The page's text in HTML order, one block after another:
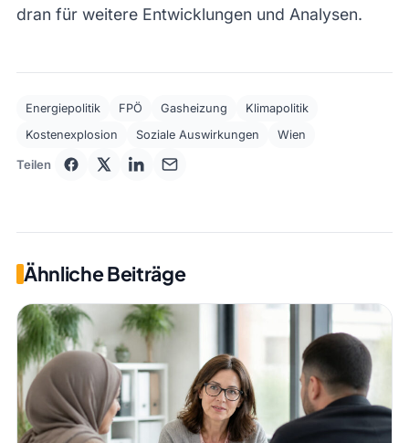
dran für weitere Entwicklungen und Analysen.
Energiepolitik FPÖ Gasheizung
Klimapolitik
Kostenexplosion
Soziale Auswirkungen Wien
Teilen
Ähnliche Beiträge